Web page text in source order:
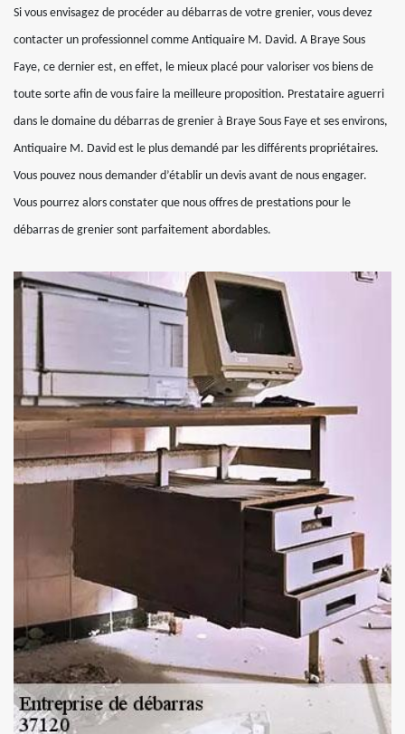
Si vous envisagez de procéder au débarras de votre grenier, vous devez
contacter un professionnel comme Antiquaire M. David. A Braye Sous
Faye, ce dernier est, en effet, le mieux placé pour valoriser vos biens de
toute sorte afin de vous faire la meilleure proposition. Prestataire aguerri
dans le domaine du débarras de grenier à Braye Sous Faye et ses environs,
Antiquaire M. David est le plus demandé par les différents propriétaires.
Vous pouvez nous demander d’établir un devis avant de nous engager.
Vous pourrez alors constater que nous offres de prestations pour le
débarras de grenier sont parfaitement abordables.